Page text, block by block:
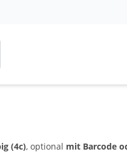
(4c), optional mit Barcode